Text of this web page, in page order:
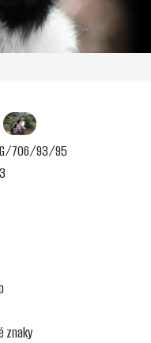
706/93/95
znaky